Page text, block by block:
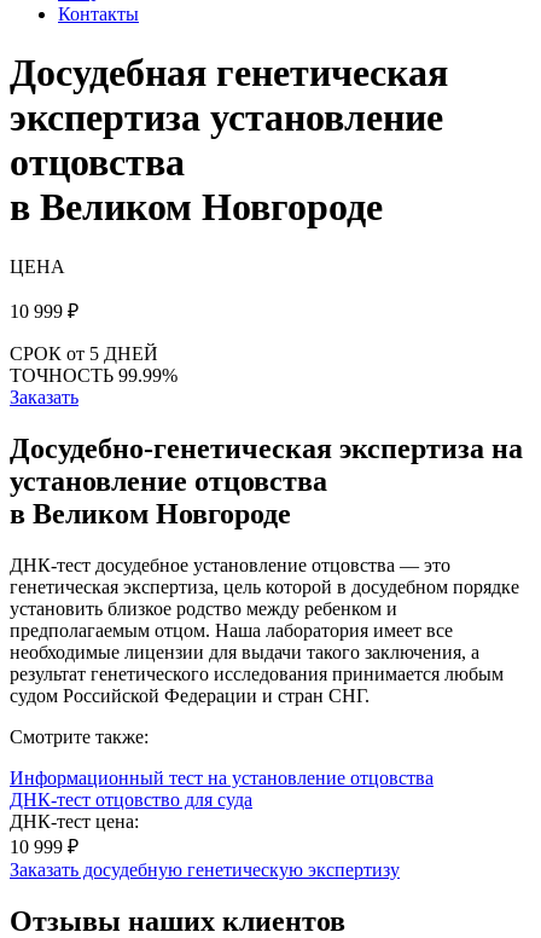
Контакты
Досудебная генетическая
экспертиза установление
отцовства
в Великом Новгороде
ЦЕНА
10 999 ₽
СРОК от 5 ДНЕЙ
ТОЧНОСТЬ 99.99%
Заказать
Досудебно-генетическая экспертиза на
установление отцовства
в Великом Новгороде
ДНК-тест досудебное установление отцовства — это
генетическая экспертиза, цель которой в досудебном порядке
установить близкое родство между ребенком и
предполагаемым отцом. Наша лаборатория имеет все
необходимые лицензии для выдачи такого заключения, а
результат генетического исследования принимается любым
судом Российской Федерации и стран СНГ.
Смотрите также:
Информационный тест на установление отцовства
ДНК-тест отцовство для суда
ДНК-тест цена:
10 999 ₽
Заказать досудебную генетическую экспертизу
Отзывы наших клиентов